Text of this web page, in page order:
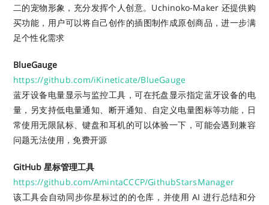
二的宠物形象，充分发挥个人创意。Uchinoko-Maker 还提供购
买功能，用户可以将自己创作的插图制作成原创商品，进一步满
足个性化需求
BlueGauge
https://github.com/iKineticate/BlueGauge
蓝牙设备电量显示与监控工具，可在托盘显示指定蓝牙设备的电
量，另支持低电量通知、断开通知、自定义电量图标等功能，日
常使用无限鼠标、键盘和耳机的可以体验一下，可能会遇到兼容
问题无法使用，免费开源
GitHub 星标管理工具
https://github.com/AmintaCCCP/GithubStarsManager
该工具会自动同步你星标过的的仓库，并使用 AI 进行总结和分